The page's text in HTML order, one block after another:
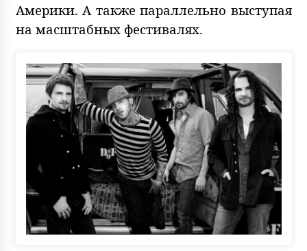
Америки. А также параллельно выступая
на масштабных фестивалях.